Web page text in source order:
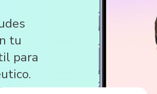
tu
para